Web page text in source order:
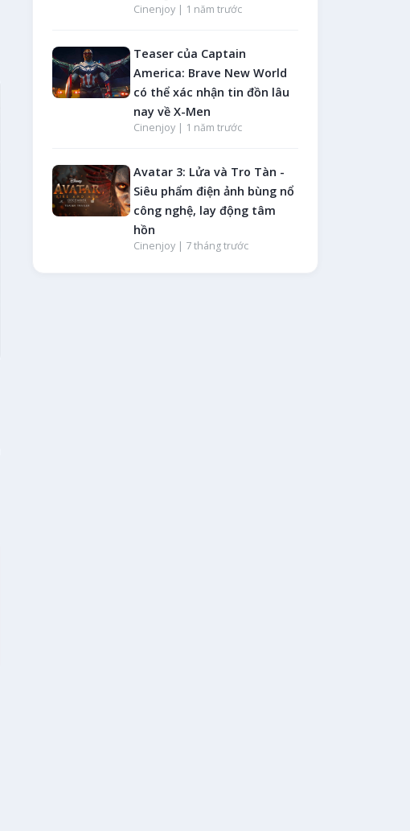
Cinenjoy | 1 năm trước
Teaser của Captain
America: Brave New World
có thể xác nhận tin đồn lâu
nay về X-Men
Cinenjoy | 1 năm trước
Avatar 3: Lửa và Tro Tàn -
Siêu phẩm điện ảnh bùng nổ
công nghệ, lay động tâm
hồn
Cinenjoy | 7 tháng trước